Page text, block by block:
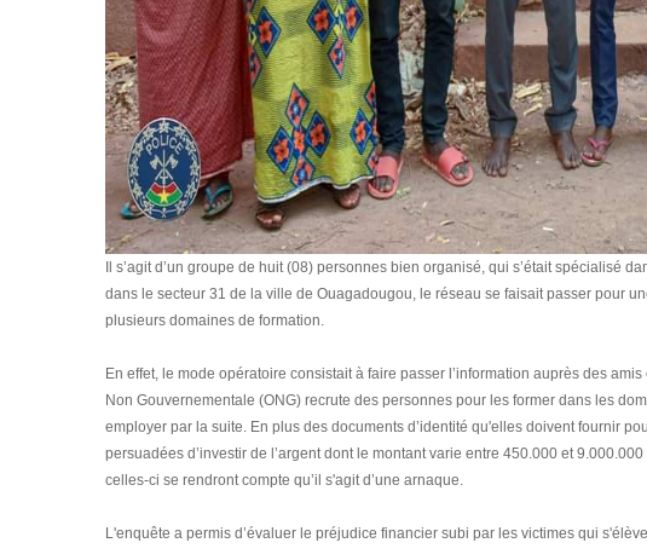
Il s’agit d’un groupe de huit (08) personnes bien organisé, qui s’était spécialisé
dans le secteur 31 de la ville de Ouagadougou, le réseau se faisait passer pour
plusieurs domaines de formation.
En effet, le mode opératoire consistait à faire passer l’information auprès des
Non Gouvernementale (ONG) recrute des personnes pour les former dans les
employer par la suite. En plus des documents d’identité qu'elles doivent fournir
persuadées d’investir de l’argent dont le montant varie entre 450.000 et
celles-ci se rendront compte qu’il s'agit d’une arnaque.
L'enquête a permis d’évaluer le préjudice financier subi par les victimes qui